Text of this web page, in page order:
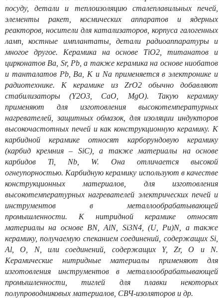
посуду, детали и теплоизоляцию сталеплавильных печей,
элементы ракет, космических аппаратов и ядерных
реакторов, носители для катализаторов, корпуса галогенных
ламп, костные имплантаты, детали радиоаппаратуры и
многое другое. Керамика на основе ТiO2, титанатов и
цирконатов Ва, Sr, Pb, a также керамика на основе ниобатов
и танталатов Рb, Ва, К и Na применяется в электронике и
радиотехнике. К керамике из ZrO2 обычно добавляют
стабилизаторы (Y2O3, СаО, MgO). Такую керамику
применяют для изготовления высокотемпературных
нагревателей, защитных обмазок, для изоляции индукторов
высокочастотных печей и как конструкционную керамику. К
карбидной керамике относят карборундовую керамику
(карбид кремния – SiC), а также материалы на основе
карбидов Ti, Nb, W. Она отличается высокой
огнеупорностью. Карбидную керамику используют в качестве
конструкционных материалов, для изготовления
высокотемпературных нагревателей электрических печей и
инструментов в металлообрабатывающей
промышленности. К нитридной керамике относят
материалы на основе BN, AlN, Si3N4, (U, Pu)N, а также
керамику, получаемую спеканием соединений, содержащих Si,
Al, О, N, или соединений, содержащих Y, Zr, О и N.
Керамические нитридные материалы применяют для
изготовления инструментов в металлообрабатывающей
промышленности, тиглей для плавки некоторых
полупроводниковых материалов, СВЧ-изоляторов и др.